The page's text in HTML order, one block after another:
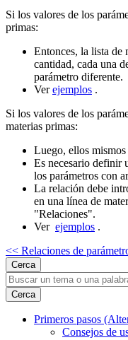
Si los valores de los
primas:
Entonces, la lista de
cantidad, cada una
parámetro diferente.
Verejemplos .
Si los valores de los
materias primas:
Luego, ellos mismos
Es necesario definir
los parámetros con
La relación debe
en una línea de
"Relaciones".
Ver ejemplos .
<< Relaciones de
Cerca
Cerca
Primeros pasos
Consejos de